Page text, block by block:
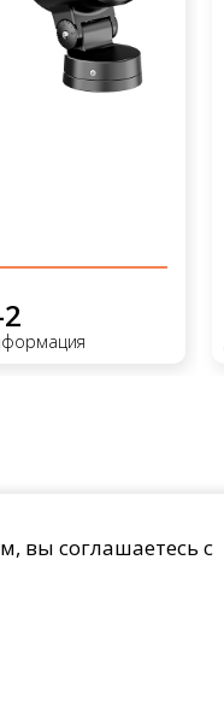
вы соглашаетесь с